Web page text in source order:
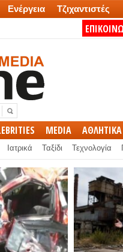
Ενέργεια Τζιχαντιστές
MEDIA ΑΘΛΗΤΙΚΑ
Ιατρικά Ταξίδι Τεχνολογία